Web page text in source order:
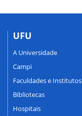
UFU
A Universidade
Campi
Faculdades e Institutos
Bibliotecas
Hospitais